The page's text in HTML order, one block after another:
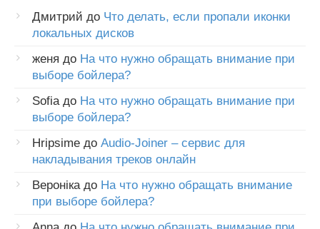
Дмитрий до Что делать, если пропали иконки
локальных дисков
женя до На что нужно обращать внимание при
выборе бойлера?
Sofiaдо На что нужно обращать внимание при
выборе бойлера?
Hripsime до Audio-Joiner – сервис для
накладывания треков онлайн
Веронікадо На что нужно обращать внимание
при выборе бойлера?